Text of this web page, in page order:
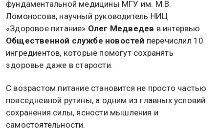
фундаментальной медицины МГУ им. М.В.
Ломоносова, научный руководитель НИЦ
«Здоровое питание» Олег Медведев в интервью
Общественной службе новостей перечислил 10
ингредиентов, которые помогут сохранять
здоровье даже в старости.
С возрастом питание становится не просто частью
повседневной рутины, а одним из главных условий
сохранения силы, ясности мышления и
самостоятельности.